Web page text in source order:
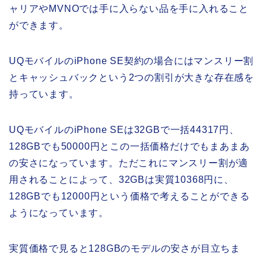
ャリアやMVNOでは手に入らない品を手に入れること
ができます。
UQモバイルのiPhone SE契約の場合にはマンスリー割
とキャッシュバックという2つの割引が大きな存在感を
持っています。
UQモバイルのiPhone SEは32GBで一括44317円、
128GBでも50000円とこの一括価格だけでもまあまあ
の安さになっています。ただこれにマンスリー割が適
用されることによって、32GBは実質10368円に、
128GBでも12000円という価格で考えることができる
ようになっています。
実質価格で見ると128GBのモデルの安さが目立ちま